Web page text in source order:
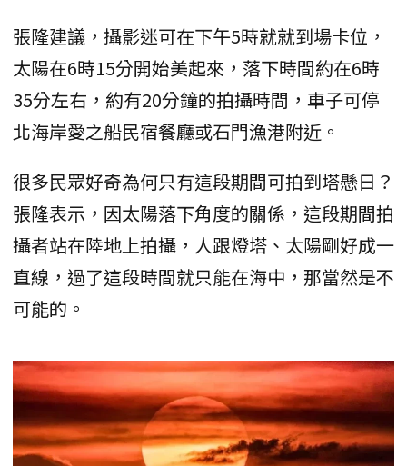
張隆建議，攝影迷可在下午5時就就到場卡位，
太陽在6時15分開始美起來，落下時間約在6時
35分左右，約有20分鐘的拍攝時間，車子可停
北海岸愛之船民宿餐廳或石門漁港附近。
很多民眾好奇為何只有這段期間可拍到塔懸日？
張隆表示，因太陽落下角度的關係，這段期間拍
攝者站在陸地上拍攝，人跟燈塔、太陽剛好成一
直線，過了這段時間就只能在海中，那當然是不
可能的。